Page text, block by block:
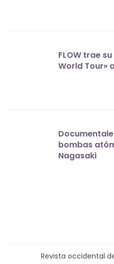
FLOW trae
World Tour»
bombas
Nagasaki
Revista occidental